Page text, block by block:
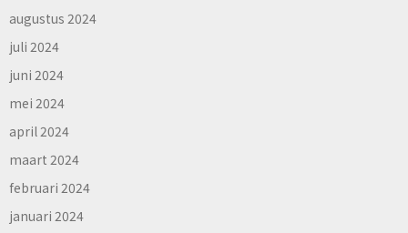
augustus 2024
juli 2024
juni 2024
mei 2024
april 2024
maart 2024
februari 2024
januari 2024